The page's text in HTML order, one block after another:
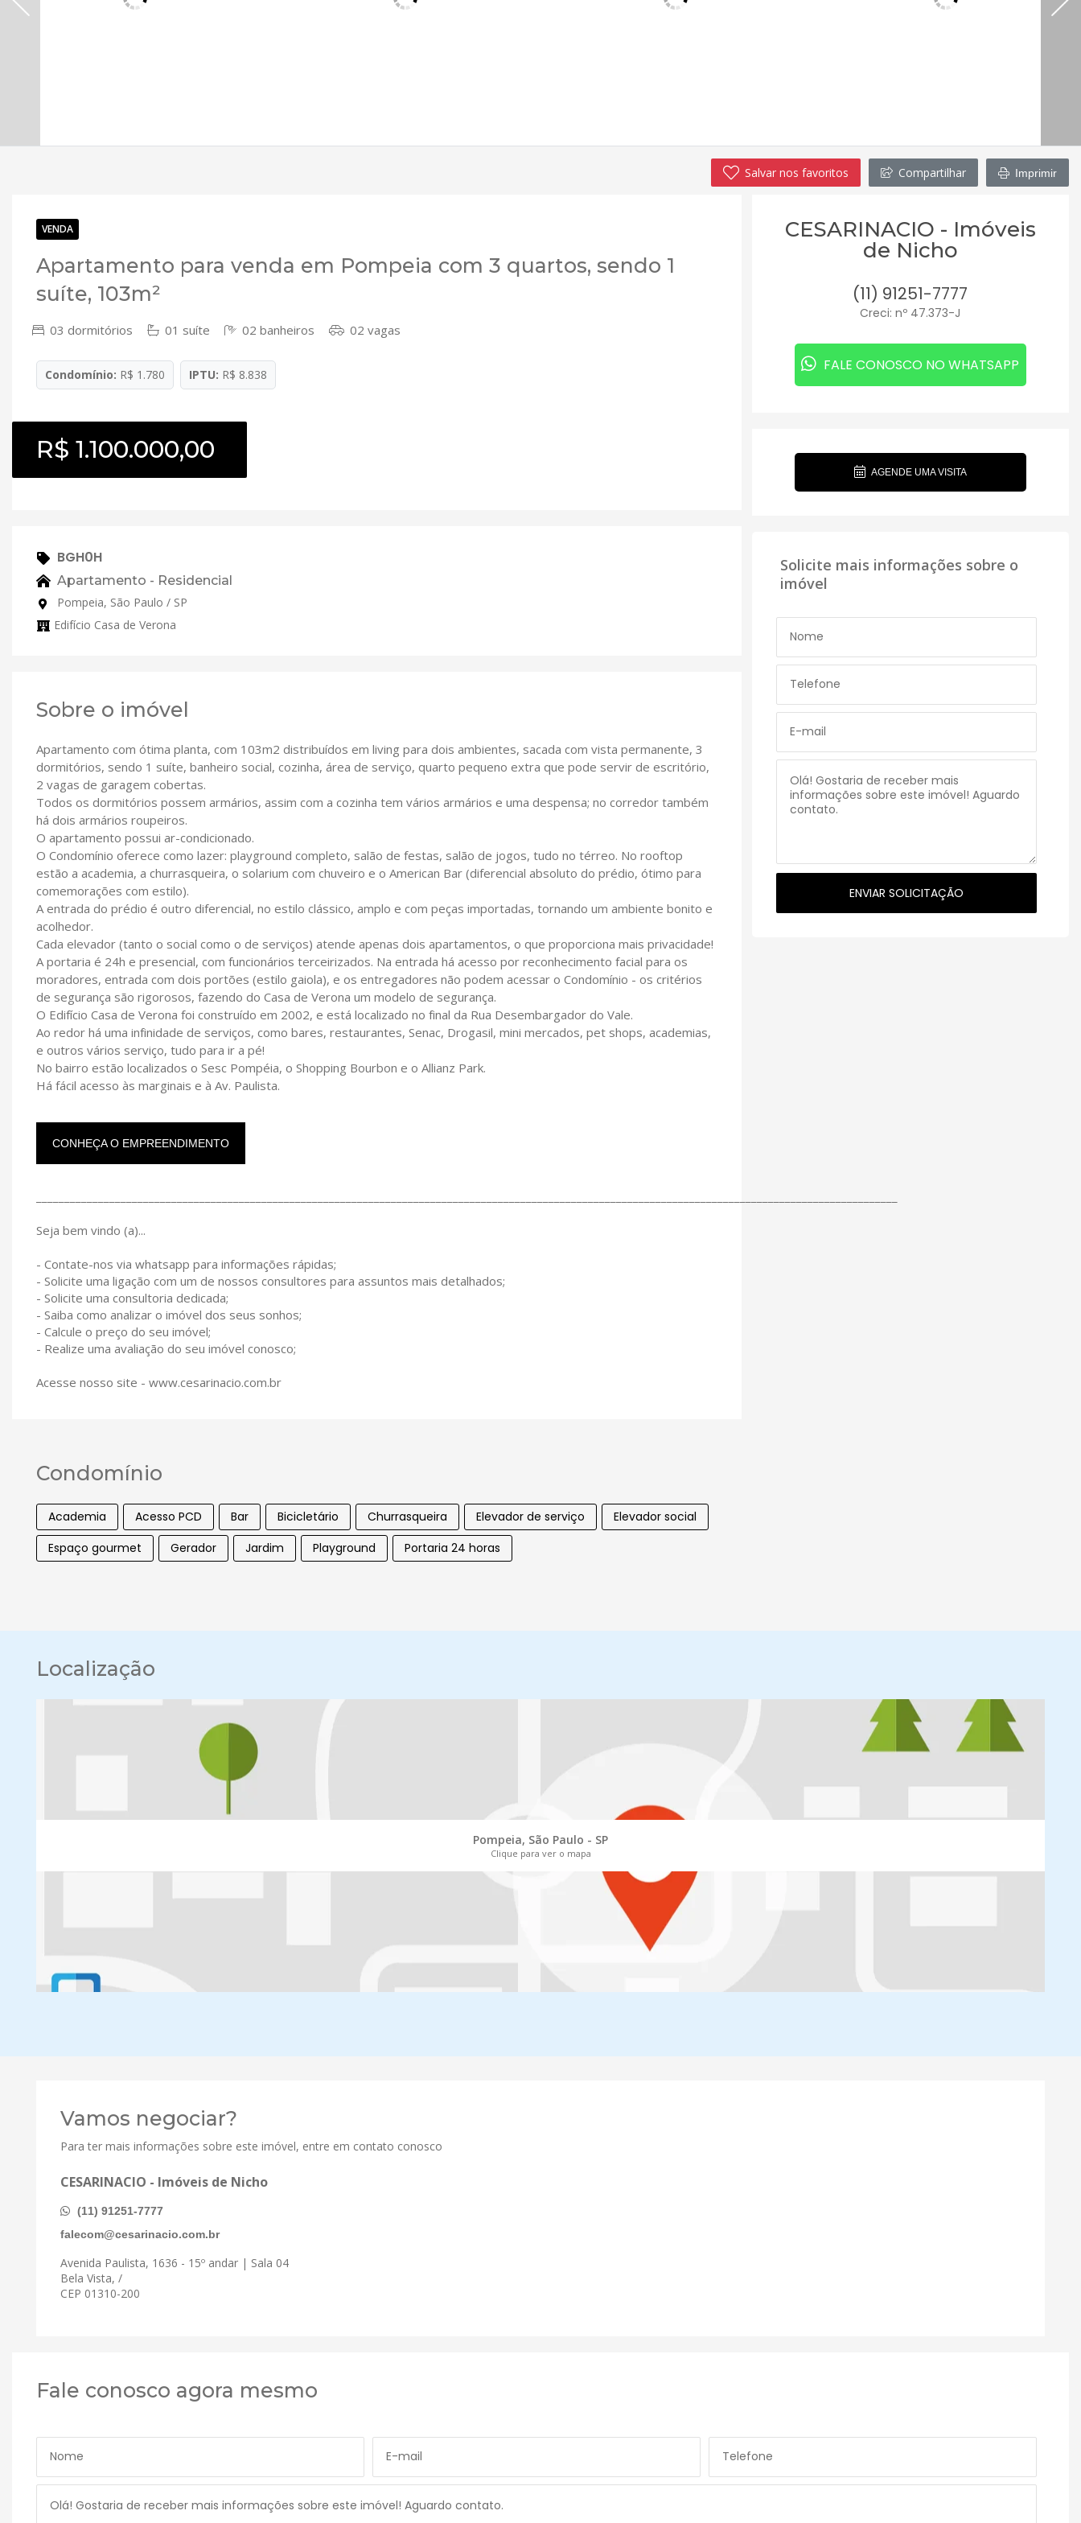
Salvar nos favoritos Compartilhar Imprimir
VENDA
Apartamento para venda em Pompeia com 3 quartos, sendo 1
suíte, 103m²
03 dormitórios 01 suíte 02 banheiros 02 vagas
Condomínio: R$ 1.780 IPTU: R$ 8.838
R$ 1.100.000,00
BGH0H
Apartamento - Residencial
Pompeia, São Paulo / SP
Edifício Casa de Verona
Sobre o imóvel
Apartamento com ótima planta, com 103m2 distribuídos em living para dois ambientes, sacada com vista permanente, 3
dormitórios, sendo 1 suíte, banheiro social, cozinha, área de serviço, quarto pequeno extra que pode servir de escritório,
2 vagas de garagem cobertas.
Todos os dormitórios possem armários, assim com a cozinha tem vários armários e uma despensa; no corredor também
há dois armários roupeiros.
O apartamento possui ar-condicionado.
O Condomínio oferece como lazer: playground completo, salão de festas, salão de jogos, tudo no térreo. No rooftop
estão a academia, a churrasqueira, o solarium com chuveiro e o American Bar (diferencial absoluto do prédio, ótimo para
comemorações com estilo).
A entrada do prédio é outro diferencial, no estilo clássico, amplo e com peças importadas, tornando um ambiente bonito e
acolhedor.
Cada elevador (tanto o social como o de serviços) atende apenas dois apartamentos, o que proporciona mais privacidade!
A portaria é 24h e presencial, com funcionários terceirizados. Na entrada há acesso por reconhecimento facial para os
moradores, entrada com dois portões (estilo gaiola), e os entregadores não podem acessar o Condomínio - os critérios
de segurança são rigorosos, fazendo do Casa de Verona um modelo de segurança.
O Edifício Casa de Verona foi construído em 2002, e está localizado no final da Rua Desembargador do Vale.
Ao redor há uma infinidade de serviços, como bares, restaurantes, Senac, Drogasil, mini mercados, pet shops, academias,
e outros vários serviço, tudo para ir a pé!
No bairro estão localizados o Sesc Pompéia, o Shopping Bourbon e o Allianz Park.
Há fácil acesso às marginais e à Av. Paulista.
CONHEÇA O EMPREENDIMENTO
Seja bem vindo (a)...
- Contate-nos via whatsapp para informações rápidas;
- Solicite uma ligação com um de nossos consultores para assuntos mais detalhados;
- Solicite uma consultoria dedicada;
- Saiba como analizar o imóvel dos seus sonhos;
- Calcule o preço do seu imóvel;
- Realize uma avaliação do seu imóvel conosco;
Acesse nosso site - www.cesarinacio.com.br
Condomínio
Academia Acesso PCD Bar Bicicletário Churrasqueira Elevador de serviço
Elevador social
Espaço gourmet
Gerador Jardim Playground Portaria 24 horas
CESARINACIO - Imóveis
de Nicho
(11) 91251-7777
Creci: nº 47.373-J
FALE CONOSCO NO WHATSAPP
AGENDE UMA VISITA
Solicite mais informações sobre o
imóvel
Localização
Pompeia, São Paulo - SP
Clique para ver o mapa
Vamos negociar?
Para ter mais informações sobre este imóvel, entre em contato conosco
CESARINACIO - Imóveis de Nicho
(11) 91251-7777
falecom@cesarinacio.com.br
Avenida Paulista, 1636 - 15º andar | Sala 04
Bela Vista, /
CEP 01310-200
Fale conosco agora mesmo